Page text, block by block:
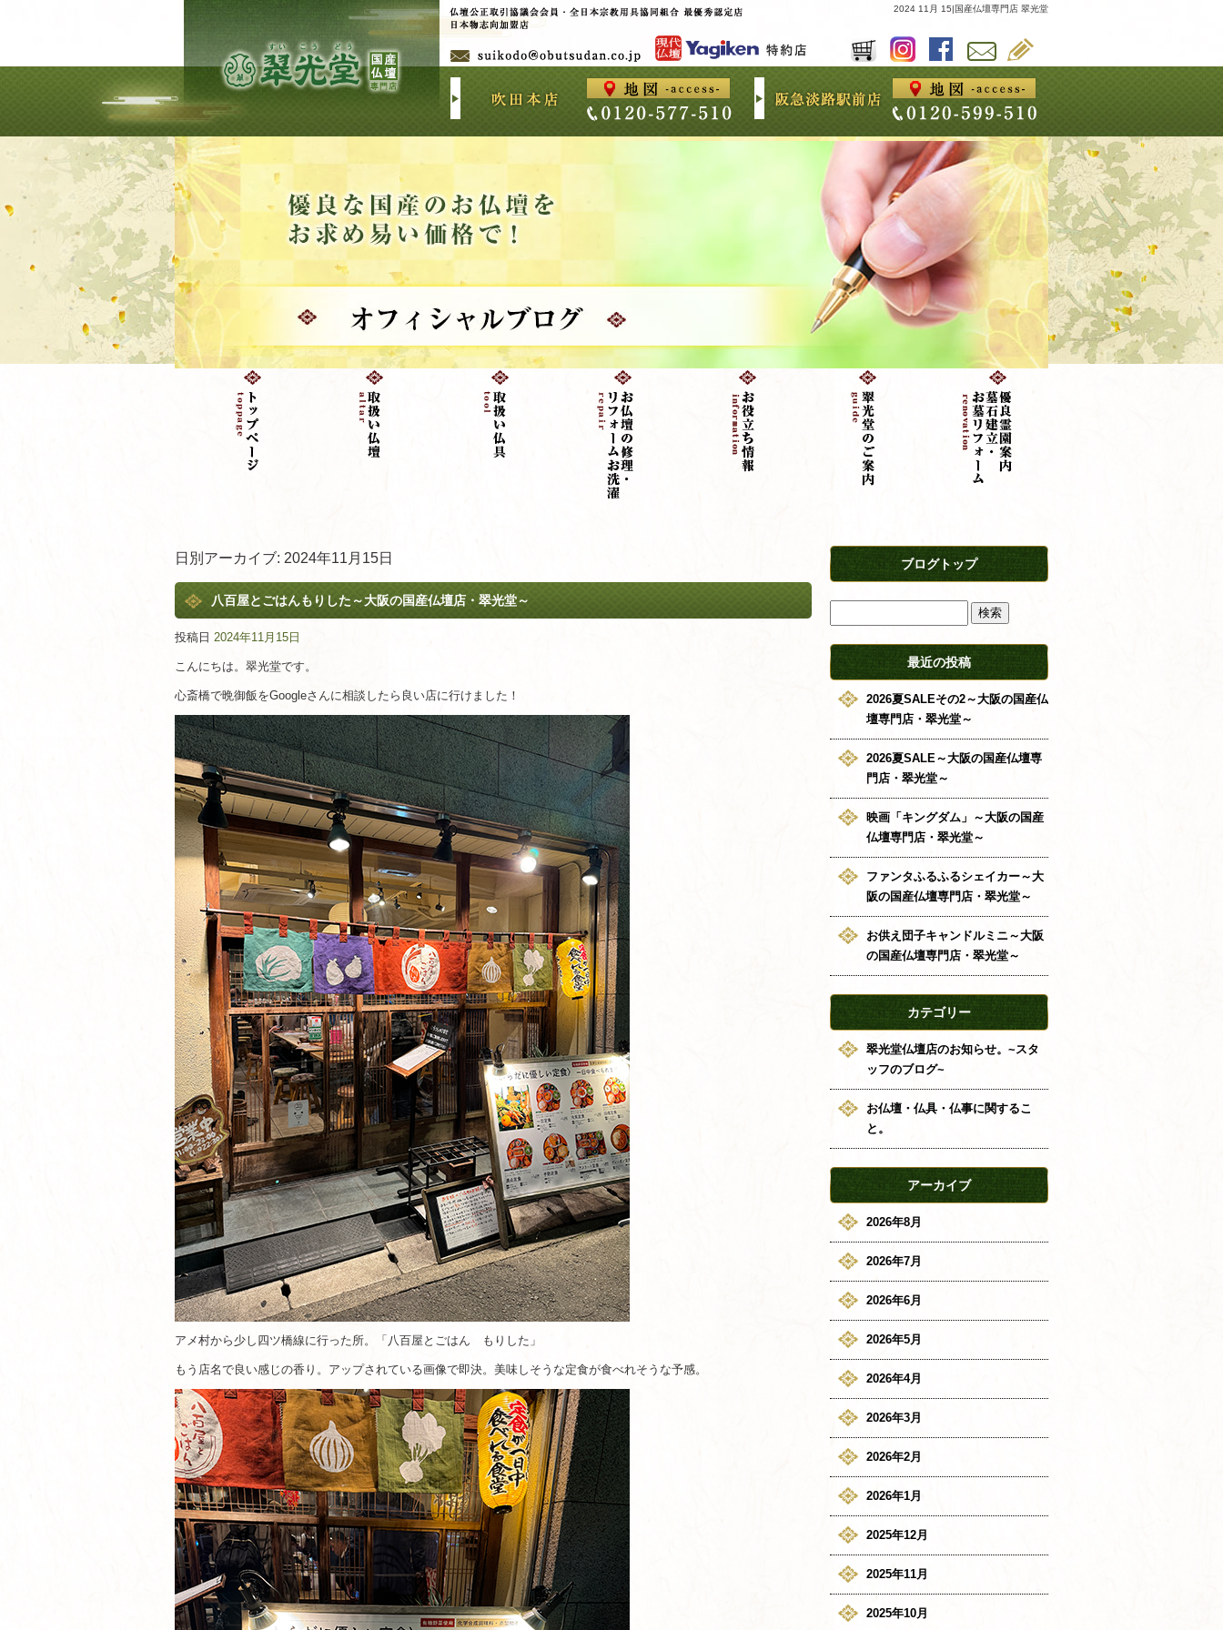
2024 11月 15|国産仏壇専門店 翠光堂
日別アーカイブ: 2024年11月15日
八百屋とごはんもりした～大阪の国産仏壇店・翠光堂～
投稿日 2024年11月15日
こんにちは。翠光堂です。
心斎橋で晩御飯をGoogleさんに相談したら良い店に行けました！
アメ村から少し四ツ橋線に行った所。「八百屋とごはん もりした」
もう店名で良い感じの香り。アップされている画像で即決。美味しそうな定食が食べれそうな予感。
ブログトップ
最近の投稿
2026夏SALEその2～大阪の国産仏
壇専門店・翠光堂～
2026夏SALE～大阪の国産仏壇専
門店・翠光堂～
映画「キングダム」～大阪の国産
仏壇専門店・翠光堂～
ファンタふるふるシェイカー～大
阪の国産仏壇専門店・翠光堂～
お供え団子キャンドルミニ～大阪
の国産仏壇専門店・翠光堂～
カテゴリー
翠光堂仏壇店のお知らせ。~スタ
ッフのブログ~
お仏壇・仏具・仏事に関するこ
と。
アーカイブ
2026年8月
2026年7月
2026年6月
2026年5月
2026年4月
2026年3月
2026年2月
2026年1月
2025年12月
2025年11月
2025年10月